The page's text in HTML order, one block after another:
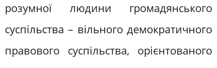
розумної людини громадянського
суспільства – вільного демократичного
правового суспільства, орієнтованого